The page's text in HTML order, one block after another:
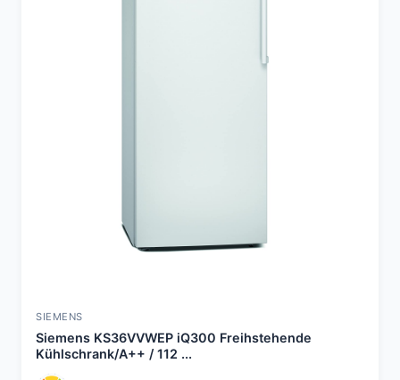
SIEMENS
Siemens KS36VVWEP iQ300 Freihstehende
Kühlschrank/A++ / 112 ...